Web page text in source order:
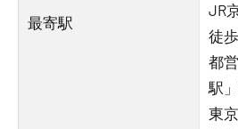
最寄駅
JR
徒
都
駅
東